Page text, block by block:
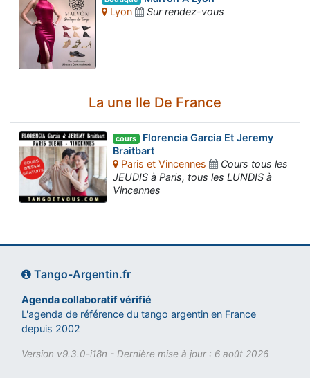
Lyon
Sur rendez-vous
La une Ile De France
cours Florencia Garcia Et Jeremy
Braitbart
Paris et Vincennes
Cours tous les
JEUDIS à Paris, tous les LUNDIS à
Vincennes
Tango-Argentin.fr
Agenda collaboratif vérifié
L'agenda de référence du tango argentin en France
depuis 2002
Version v9.3.0-i18n - Dernière mise à jour : 6 août 2026